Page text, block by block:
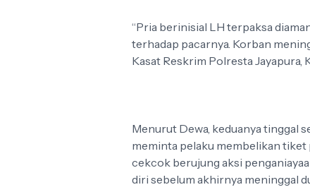
“Pria berinisial LH terpaksa
terhadap pacarnya. Korban
Kasat Reskrim Polresta Jayapura,
Menurut Dewa, keduanya tinggal
meminta pelaku membelikan tiket
cekcok berujung aksi
diri sebelum akhirnya meninggal